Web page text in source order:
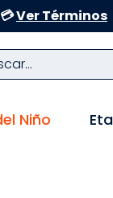
Ver Términos
Niño